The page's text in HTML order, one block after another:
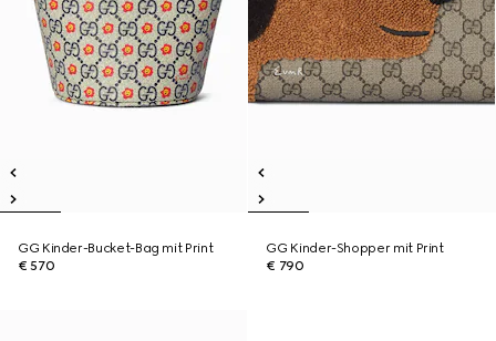
GG Kinder-Bucket-Bag mit Print
€ 570
GG Kinder-Shopper mit Print
€ 790